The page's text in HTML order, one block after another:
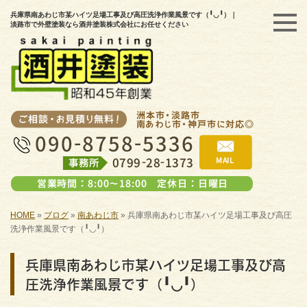
兵庫県南あわじ市某ハイツ足場工事及び高圧洗浄作業風景です（╹◡╹）｜
淡路市で外壁塗装なら酒井塗装株式会社にお任せください
HOME » ブログ» 南あわじ市 » 兵庫県南あわじ市某ハイツ足場工事及び高圧
洗浄作業風景です（╹◡╹）
兵庫県南あわじ市某ハイツ足場工事及び高
圧洗浄作業風景です（╹◡╹）